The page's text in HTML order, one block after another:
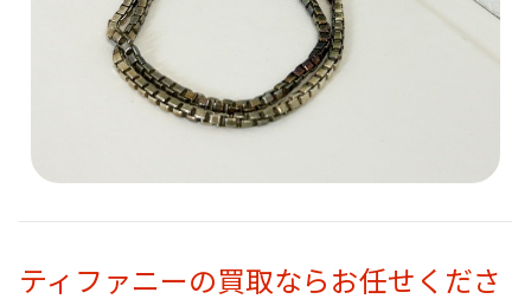
ティファニーの買取ならお任せくださ